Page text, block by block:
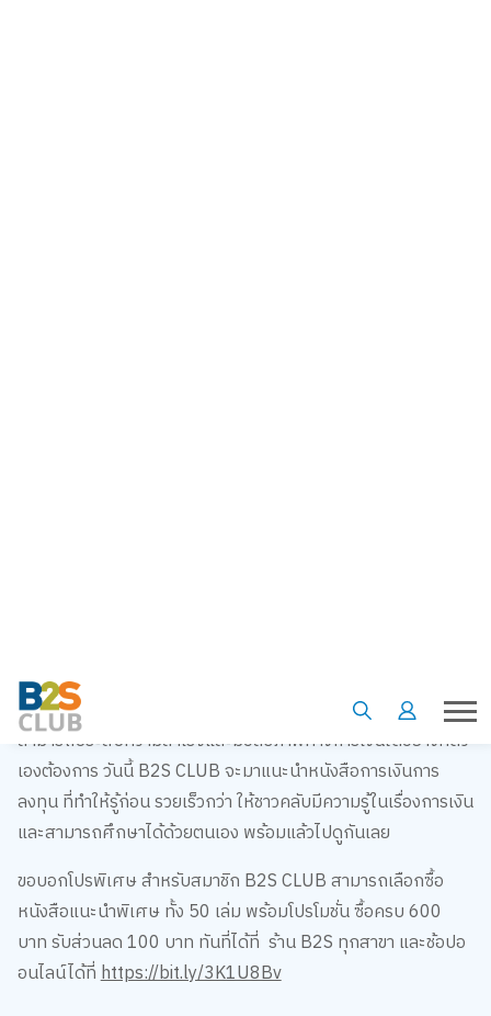
อิสรภาพทางการเงินเป็นคำที่ทุกคนเคยได้ยิน แต่จะมีสักกี่คนที่
สามารถประสบความสำเร็จและมีอิสรภาพทางการเงินได้อย่างที่ตัว
เองต้องการ วันนี้ B2S CLUB จะมาแนะนำหนังสือการเงินการ
ลงทุน ที่ทำให้รู้ก่อน รวยเร็วกว่า ให้ชาวคลับมีความรู้ในเรื่องการเงิน
และสามารถศึกษาได้ด้วยตนเอง พร้อมแล้วไปดูกันเลย
ขอบอกโปรพิเศษ สำหรับสมาชิก B2S CLUB สามารถเลือกซื้อ
หนังสือแนะนำพิเศษ ทั้ง 50 เล่ม พร้อมโปรโมชั่น ซื้อครบ 600
บาท รับส่วนลด 100 บาท ทันที่ได้ที่ ร้าน B2S ทุกสาขา และช้อปอ
อนไลน์ได้ที่https://bit.ly/3K1U8Bv